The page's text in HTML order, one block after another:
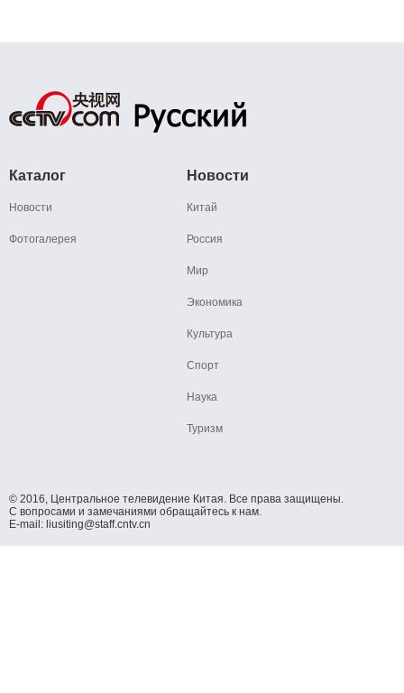
Каталог
Новости
Фотогалерея
Новости
Китай
Россия
Мир
Экономика
Культура
Спорт
Наука
Туризм
© 2016, Центральное телевидение Китая. Все права защищены.
С вопросами и замечаниями обращайтесь к нам.
E-mail: liusiting@staff.cntv.cn